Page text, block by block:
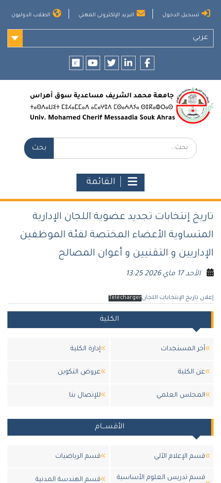
تسجيل الدخول البريد الإلكتروني المهني الطلاب الدوليون
عربي
بحث:
القائمة
تاريخ إنتخابات تجديد عضوية اللجان الإدارية
المتساوية الأعضاء المختصة لفئة الموظفين
الإداريين و التقنيين و أعوان المصالح
الأحد 17 ماي 2026 13:25
إعلان تاريخ الإنتخابات اللجانTélécharger
الكلية
آخر المستجدات إدارة الكلية
عن الكلية عروض التكوين
المجلس العلمي للإتصال بنا
الأقســـام
قسم الإعلام الآلي قسم الرياضيات
قسم تدريس العلوم الأساسية
قسم الهندسة المدنية